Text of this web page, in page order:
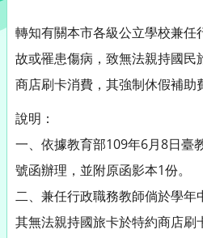
轉知有關本市各級公立學校兼任
故或罹患傷病，致無法親持國民
商店刷卡消費，其強制休假補助
說明：
一、依據教育部109年6月8日臺
號函辦理，並附原函影本1份。
二、兼任行政職務教師倘於學年
其無法親持國旅卡於特約商店刷